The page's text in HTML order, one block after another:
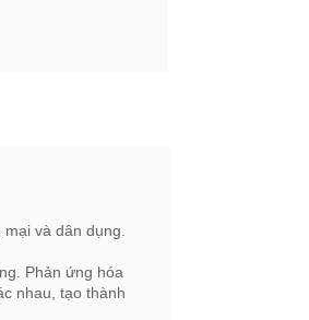
và dân dụng.
Phản ứng hóa
nhau, tạo thành